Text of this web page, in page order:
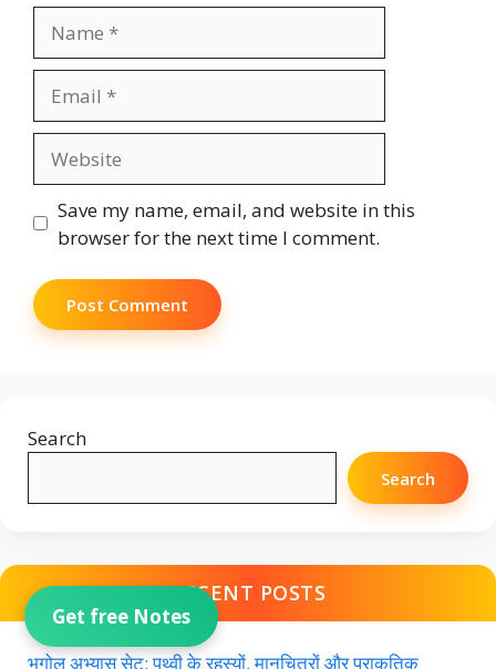
Get free Notes
Save my name, email, and website in this
browser for the next time I comment.
Search
Search
RECENT POSTS
भूगोल अभ्यास सेट: पृथ्वी के रहस्यों, मानचित्रों और प्राकृतिक